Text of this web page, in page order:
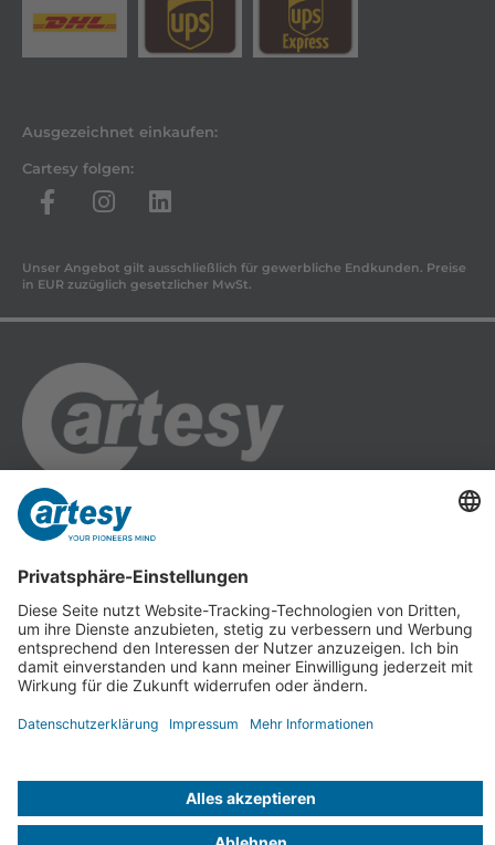
Ausgezeichnet einkaufen:
Cartesy folgen:
Unser Angebot gilt ausschließlich für gewerbliche Endkunden. Preise
in EUR zuzüglich gesetzlicher MwSt.
Cartesy GmbH
Am Industriepark 11
84453 Mühldorf a. Inn
Tel.: +49 (0) 86 31 18 69 - 0
Fax: +49 (0) 86 31 18 69 - 11
info@cartesy.de
Impressum
AGBs